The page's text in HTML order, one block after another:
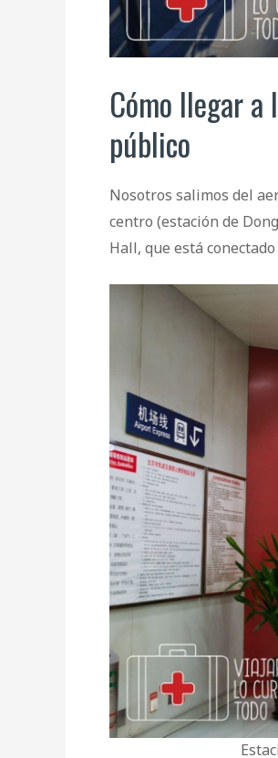
Cómo llegar
público
Nosotros salimos del
centro (estación de
Hall, que está